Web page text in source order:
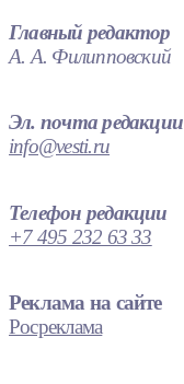
Главный редактор
А. А. Филипповский
Эл. почта редакции
info@vesti.ru
Телефон редакции
+7 495 232 63 33
Реклама на сайте
Росреклама